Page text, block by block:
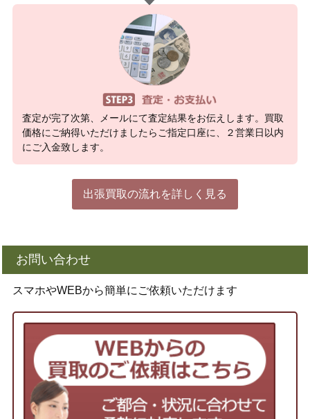
査定が完了次第、メールにて査定結果をお伝えします。買取
価格にご納得いただけましたらご指定口座に、２営業日以内
にご入金致します。
出張買取の流れを詳しく見る
お問い合わせ
スマホやWEBから簡単にご依頼いただけます